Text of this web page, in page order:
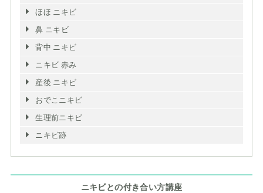
ほほ ニキビ
鼻 ニキビ
背中 ニキビ
ニキビ 赤み
産後 ニキビ
おでこニキビ
生理前ニキビ
ニキビ跡
ニキビとの付き合い方講座